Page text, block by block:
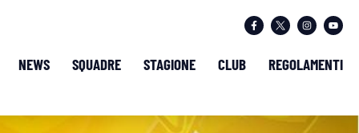
NEWS SQUADRE STAGIONE CLUB REGOLAMENTI